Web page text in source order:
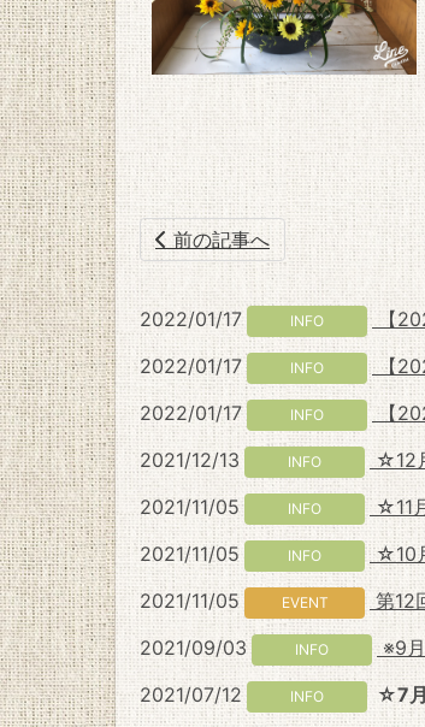
前の記事へ
2022/01/17 INFO
【
2022/01/17
INFO
【
2022/01/17
INFO
【
2021/12/13
INFO
☆12
2021/11/05
INFO
☆11
2021/11/05
INFO
☆10
2021/11/05
EVENT
第12
2021/09/03
INFO
※9月
2021/07/12
INFO
☆7